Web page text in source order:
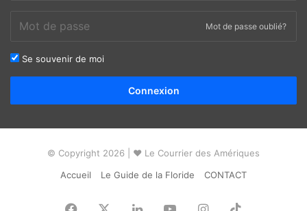
Mot de passe oublié?
Se souvenir de moi
Connexion
© Copyright 2026 | ❤ Le Courrier des Amériques
Accueil
Le Guide de la Floride CONTACT